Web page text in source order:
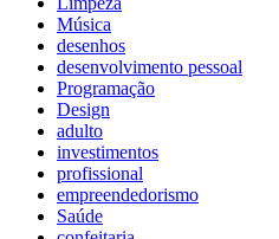
Música
desenhos
desenvolvimento pessoal
Programação
Design
adulto
investimentos
profissional
empreendedorismo
Saúde